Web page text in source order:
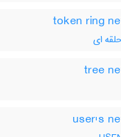
ای